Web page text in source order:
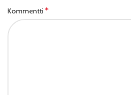
Kommentti *